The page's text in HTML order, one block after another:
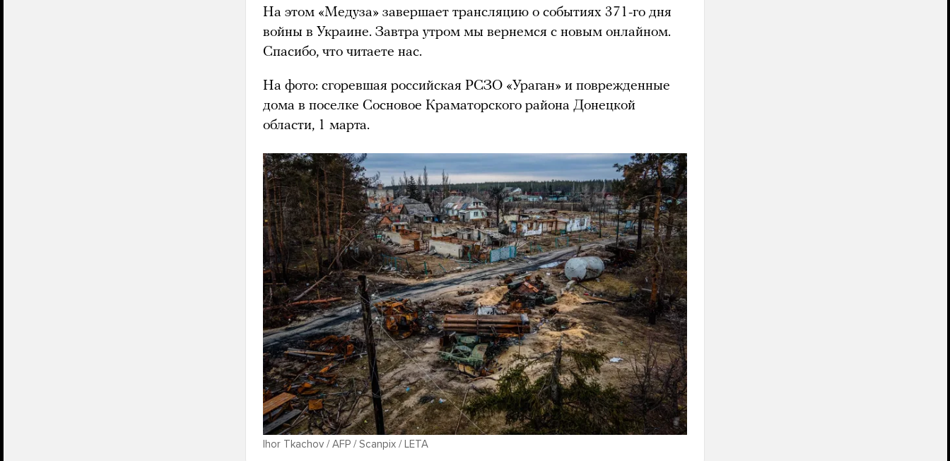
На этом «Медуза» завершает трансляцию о событиях 371-го дня
войны в Украине. Завтра утром мы вернемся с новым онлайном.
Спасибо, что читаете нас.
На фото: сгоревшая российская РСЗО «Ураган» и поврежденные
дома в поселке Сосновое Краматорского района Донецкой
области, 1 марта.
Ihor Tkachov / AFP / Scanpix / LETA